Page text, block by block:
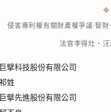
侵害專利權有關財產權爭議·智財
法官李得灶 、
巨擘科技股份有限公司
甡
巨擘先進股份有限公司